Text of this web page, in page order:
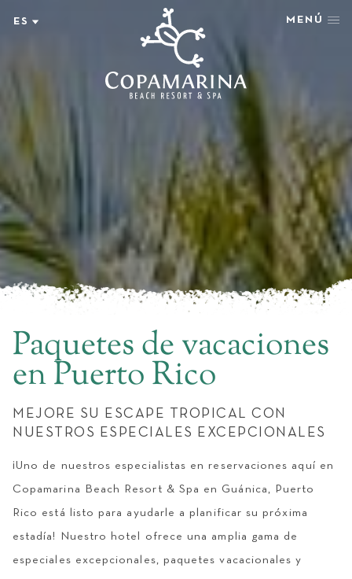
ES
MENÚ
RECOMPENSA
AVENTURA Y ESTILO
FOTOS + VIDEOS
EXPLORAR
GRUPOS Y EVENTOS
AMENIDADES
BLOG
BODAS
Paquetes de vacaciones
en Puerto Rico
MEJORE SU ESCAPE TROPICAL CON
NUESTROS ESPECIALES EXCEPCIONALES
¡Uno de nuestros especialistas en reservaciones aquí en
Copamarina Beach Resort & Spa en Guánica, Puerto
Rico está listo para ayudarle a planificar su próxima
estadía! Nuestro hotel ofrece una amplia gama de
especiales excepcionales, paquetes vacacionales y